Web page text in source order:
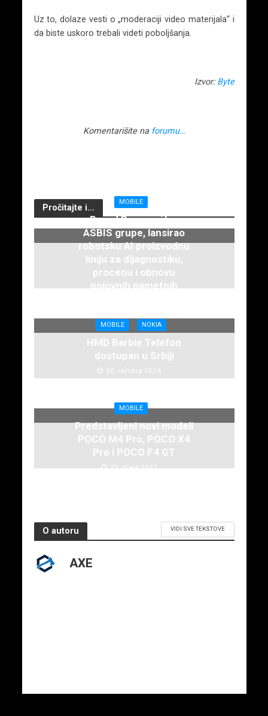
Uz to, dolaze vesti o „moderaciji video materijala“ i
da biste uskoro trebali videti poboljšanja.
Izvor: Byte
Komentarišite na forumu…
Pročitajte i...
MOBILE
Brend Breezy, član
ASBIS grupe, lansirao
robotsku AI proizvodnu
liniju za dijagnostiku,
procenu i obnovu
polovnih pametnih
MOBILE NOKIA
HMD Barbie Telefon
dostupan u Srbiji
30. oktobra 2024.
MOBILE
Predstavljeni novi modeli
POCO M4 Pro, POCO X4
Pro i POCO F4 GT
23. maja 2022.
O autoru VIDI SVE TEKSTOVE
AXE